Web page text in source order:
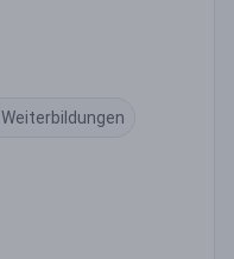
Weiterbildungen